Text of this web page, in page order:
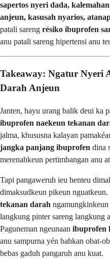
sapertos nyeri dada,
anjeun, kasusah nyarios,
patali sareng résiko ibuprofen
anu patali sareng hipertensi anu
Takeaway: Ngatur Nyeri
Darah Anjeun
Janten, hayu urang balik deui ka
ibuprofen naekeun tekanan
jalma, khususna kalayan
jangka panjang ibuprofen dina
merenahkeun pertimbangan anu
Tapi pangaweruh ieu henteu
dimaksudkeun pikeun
tekanan darah
langkung pinter sareng langkung
Paguneman ngeunaan ibuprofen
anu sampurna yén bahkan obat-
bebas gaduh pangaruh anu kuat.